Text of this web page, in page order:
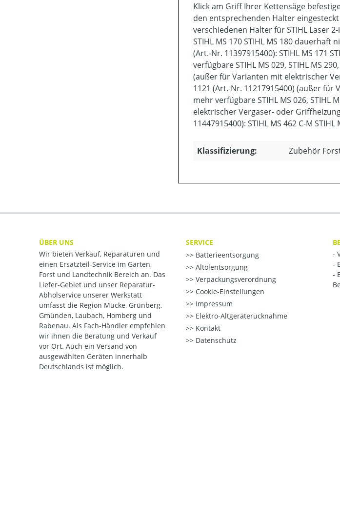
Klick am Griff Ihrer Kettensäge
den entsprechenden Halter
verschiedenen Halter für STIHL Laser
STIHL MS 170 STIHL MS 180 dauerhaft
(Art.-Nr. 11397915400): STIHL MS 171
verfügbare STIHL MS 029, STIHL MS
(außer für Varianten mit elektrischer
1121 (Art.-Nr. 11217915400) (außer
mehr verfügbare STIHL MS 026, STIHL
elektrischer Vergaser- oder Griffheizung
11447915400): STIHL MS 462 C-M
Klassifizierung: Zubehör
ÜBER UNS
Wir bieten Verkauf, Reparaturen und
einen Ersatzteil-Service im Garten,
Forst und Landtechnik Bereich an. Das
Liefer-Gebiet und unser Reparatur-
Abholservice unserer Werkstatt
umfasst die Region Mücke, Grünberg,
Gmünden, Laubach, Homberg und
Rabenau. Als Fach-Händler empfehlen
wir ihnen die Beratung und Verkauf
vor Ort. Auch ein Versand von
ausgewählten Geräten innerhalb
Deutschlands ist möglich.
SERVICE
Batterieentsorgung
Altölentsorgung
Verpackungsverordnung
Cookie-Einstellungen
Impressum
Elektro-Altgeräterücknahme
Kontakt
Datenschutz
-
-
-